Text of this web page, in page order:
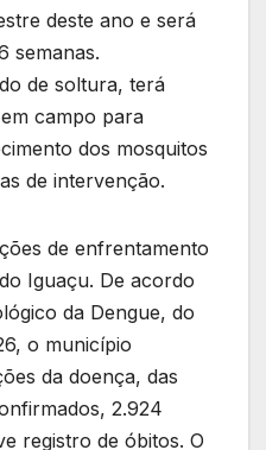
deste ano e será
semanas.
de soltura, terá
campo para
dos mosquitos
de intervenção.
de enfrentamento
Iguaçu. De acordo
da Dengue, do
o município
da doença, das
2.924
registro de óbitos. O